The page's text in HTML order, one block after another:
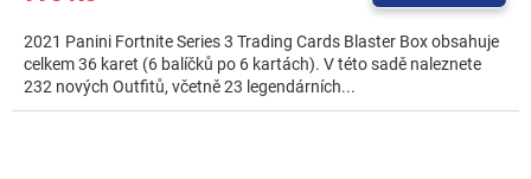
2021 Panini Fortnite Series 3 Trading Cards Blaster Box obsahuje
celkem 36 karet (6 balíčků po 6 kartách). V této sadě naleznete
232 nových Outfitů, včetně 23 legendárních...